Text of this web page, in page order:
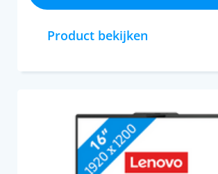
Product bekijken